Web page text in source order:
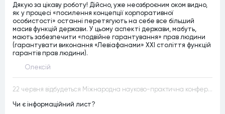
Дякую за цікаву роботу! Дійсно, уже неозброєним оком видно,
як у процесі «посилення концепції корпоративної
особистості» останні перетягують на себе все більший
масив функцій держави. У цьому аспекті держави, мабуть,
мають забезпечити «подвійне гарантування» прав людини
(гарантувати виконання «Левіафанами» ХХІ століття функцій
гарантів прав людини).
Олексій
22 червня відбудеться Міжнародна науково-практична конференція “Конституційна демократія в умовах загроз територіальній цілісності та національній безпеці”
Чи є інформаційний лист?